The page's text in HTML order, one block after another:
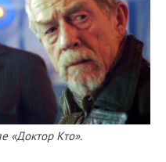
«Доктор Кто».